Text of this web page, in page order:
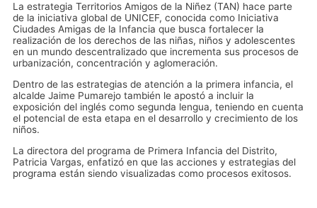
La estrategia Territorios Amigos de la Niñez (TAN) hace parte
de la iniciativa global de UNICEF, conocida como Iniciativa
Ciudades Amigas de la Infancia que busca fortalecer la
realización de los derechos de las niñas, niños y adolescentes
en un mundo descentralizado que incrementa sus procesos de
urbanización, concentración y aglomeración.
Dentro de las estrategias de atención a la primera infancia, el
alcalde Jaime Pumarejo también le apostó a incluir la
exposición del inglés como segunda lengua, teniendo en cuenta
el potencial de esta etapa en el desarrollo y crecimiento de los
niños.
La directora del programa de Primera Infancia del Distrito,
Patricia Vargas, enfatizó en que las acciones y estrategias del
programa están siendo visualizadas como procesos exitosos.